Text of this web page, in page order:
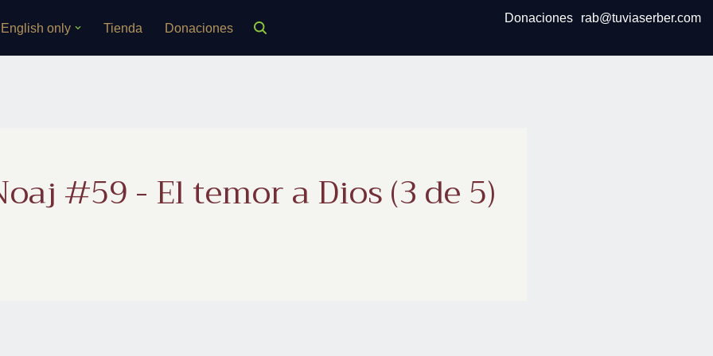
English only Tienda Donaciones
Donaciones rab@tuviaserber.com
#59 - El temor a Dios (3 de 5)